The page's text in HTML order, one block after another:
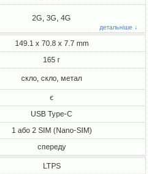
2G, 3G, 4G
детальніше ↓
149.1 x 70.8 x 7.7 mm
165 г
скло, скло, метал
є
USB Type-C
1 або 2 SIM (Nano-SIM)
спереду
LTPS